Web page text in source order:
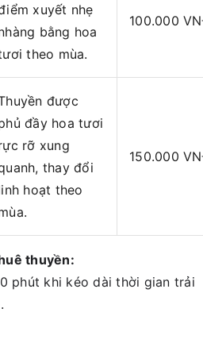
xuyết nhẹ
bằng hoa
theo mùa.
100.000
được
đầy hoa tươi
rỡ xung
thay đổi
hoạt theo
150.000
thuyền:
phút khi kéo dài thời gian trải